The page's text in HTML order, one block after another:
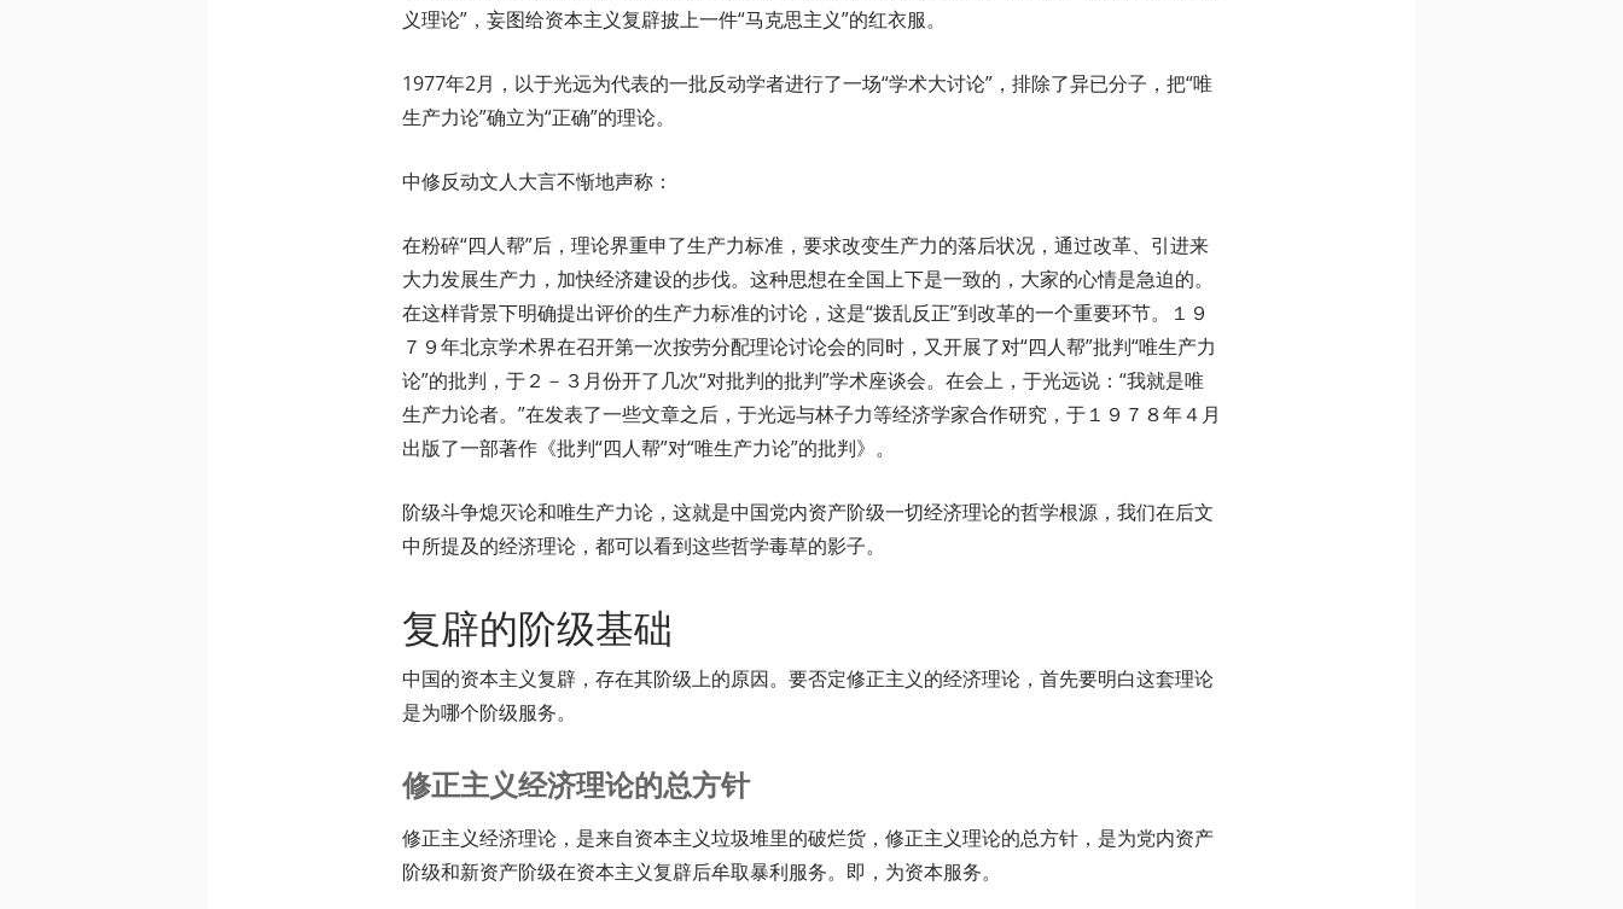
义理论”，妄图给资本主义复辟披上一件“马克思主义”的红衣服。
1977年2月，以于光远为代表的一批反动学者进行了一场“学术大讨论”，排除了异已分子，把“唯
生产力论”确立为“正确”的理论。
中修反动文人大言不惭地声称：
在粉碎“四人帮”后，理论界重申了生产力标准，要求改变生产力的落后状况，通过改革、引进来
大力发展生产力，加快经济建设的步伐。这种思想在全国上下是一致的，大家的心情是急迫的。
在这样背景下明确提出评价的生产力标准的讨论，这是“拨乱反正”到改革的一个重要环节。１９
７９年北京学术界在召开第一次按劳分配理论讨论会的同时，又开展了对“四人帮”批判“唯生产力
论”的批判，于２－３月份开了几次“对批判的批判”学术座谈会。在会上，于光远说：“我就是唯
生产力论者。”在发表了一些文章之后，于光远与林子力等经济学家合作研究，于１９７８年４月
出版了一部著作《批判“四人帮”对“唯生产力论”的批判》。
阶级斗争熄灭论和唯生产力论，这就是中国党内资产阶级一切经济理论的哲学根源，我们在后文
中所提及的经济理论，都可以看到这些哲学毒草的影子。
复辟的阶级基础
中国的资本主义复辟，存在其阶级上的原因。要否定修正主义的经济理论，首先要明白这套理论
是为哪个阶级服务。
修正主义经济理论的总方针
修正主义经济理论，是来自资本主义垃圾堆里的破烂货，修正主义理论的总方针，是为党内资产
阶级和新资产阶级在资本主义复辟后牟取暴利服务。即，为资本服务。